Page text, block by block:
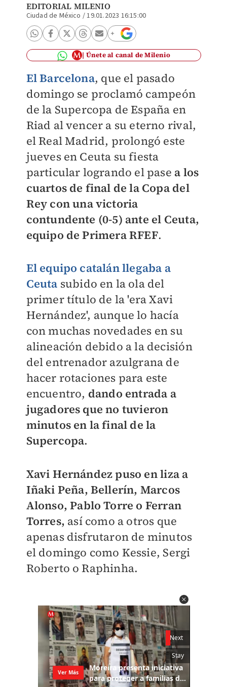
EDITORIAL MILENIO
Ciudad de México /19.01.2023 16:15:00
Únete al canal de Milenio
El Barcelona, que el pasado
domingo se proclamó campeón
de la Supercopa de España en
Riad al vencer a su eterno rival,
el Real Madrid, prolongó este
jueves en Ceuta su fiesta
particular logrando el pase a los
cuartos de final de la Copa del
Rey con una victoria
contundente (0-5) ante el Ceuta,
equipo de Primera RFEF.
El equipo catalán llegaba a
Ceuta subido en la ola del
primer título de la 'era Xavi
Hernández', aunque lo hacía
con muchas novedades en su
alineación debido a la decisión
del entrenador azulgrana de
hacer rotaciones para este
encuentro, dando entrada a
jugadores que no tuvieron
minutos en la final de la
Supercopa.
Xavi Hernández puso en liza a
Iñaki Peña, Bellerín, Marcos
Alonso, Pablo Torre o Ferran
Torres, así como a otros que
apenas disfrutaron de minutos
el domingo como Kessie, Sergi
Roberto o Raphinha.